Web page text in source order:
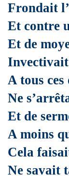
Frondait
Et contre
Et de
A tous
Ne
Et de
A moins
Cela
Ne savait